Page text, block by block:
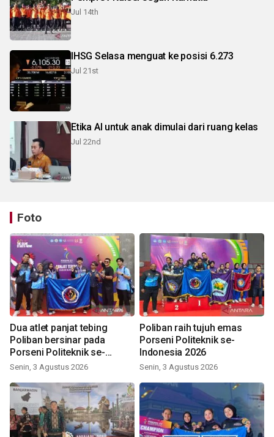
Jul 14th
IHSG Selasa menguat ke posisi 6.273
Jul 21st
Etika AI untuk anak dimulai dari ruang kelas
Jul 22nd
Foto
Dua atlet panjat tebing
Poliban bersinar pada
Porseni Politeknik se-
Indonesia 2026
Senin, 3 Agustus 2026
Poliban raih tujuh emas
Porseni Politeknik se-
Indonesia 2026
Senin, 3 Agustus 2026